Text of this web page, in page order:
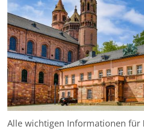
Alle wichtigen Informationen für